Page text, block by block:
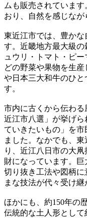
ムも販売されていま
おり、自然を感じなが
東近江市では、豊か
す。近畿地方最大級
ュウリ・トマト・ピ
どの野菜や果物を生
や日本三大和牛のひと
す。
市内に古くから伝わ
近江市八選」が挙げ
ていきたいもの」を市
ました。なかでも、
り、近江八日市の大
財になっています。
切り抜き工法や図柄
まな技法が代々受け継
ほかにも、約150年の
伝統的な土人形として